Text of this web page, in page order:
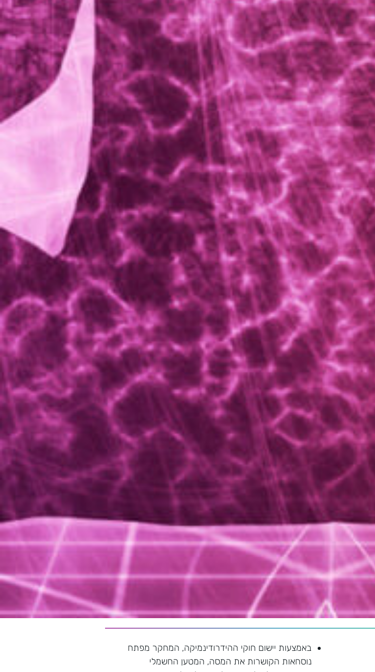
באמצעות יישום חוקי ההידרודינמיקה, המחקר מפתח
נוסחאות הקושרות את המסה, המטען החשמלי